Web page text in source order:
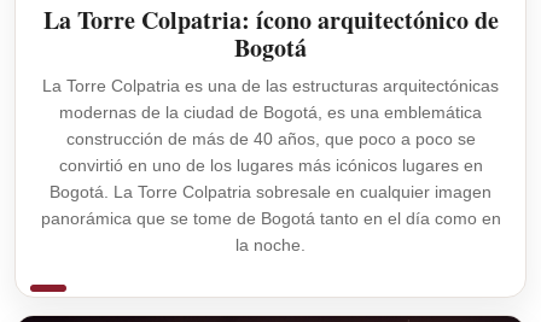
La Torre Colpatria: ícono arquitectónico de
Bogotá
La Torre Colpatria es una de las estructuras arquitectónicas
modernas de la ciudad de Bogotá, es una emblemática
construcción de más de 40 años, que poco a poco se
convirtió en uno de los lugares más icónicos lugares en
Bogotá. La Torre Colpatria sobresale en cualquier imagen
panorámica que se tome de Bogotá tanto en el día como en
la noche.